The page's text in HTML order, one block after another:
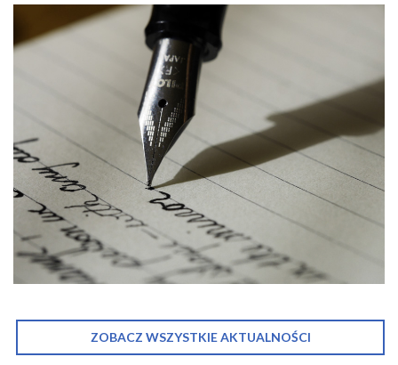
ZOBACZ WSZYSTKIE AKTUALNOŚCI